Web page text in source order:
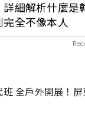
細解析什麼是
全不像本人
全戶外開展！